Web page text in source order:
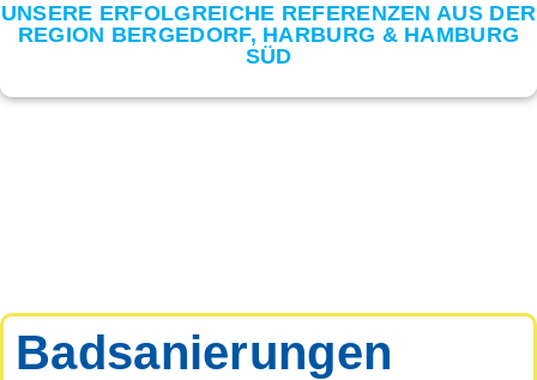
UNSERE ERFOLGREICHE REFERENZEN AUS DER
REGION BERGEDORF, HARBURG & HAMBURG
SÜD
Badsanierungen